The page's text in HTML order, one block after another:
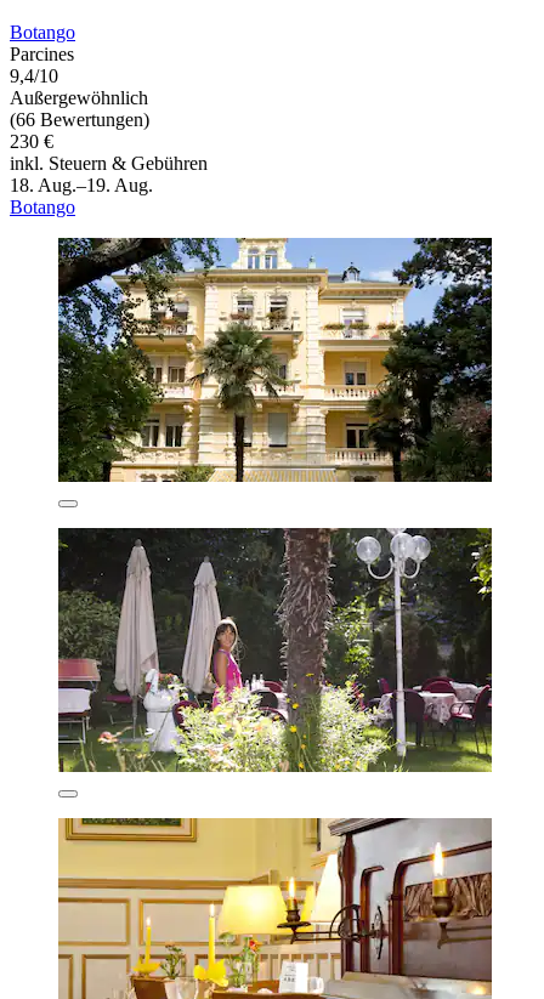
Botango
Parcines
9,4/10
Außergewöhnlich
(66 Bewertungen)
230 €
inkl. Steuern & Gebühren
18. Aug.–19. Aug.
Botango